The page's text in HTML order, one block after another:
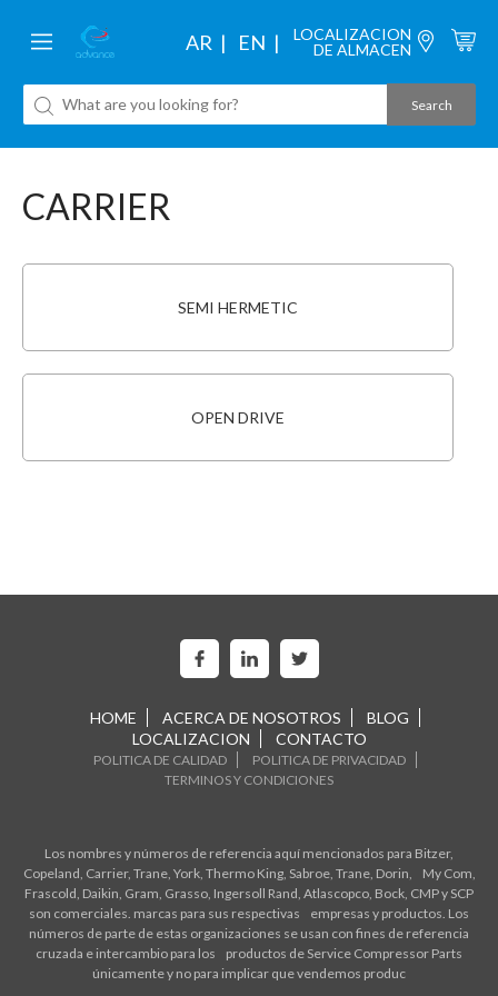
AR EN
LOCALIZACION
DE ALMACEN
CARRIER
SEMI HERMETIC
OPEN DRIVE
HOME ACERCA DE NOSOTROS
BLOG
LOCALIZACION
CONTACTO
POLITICA DE CALIDAD
POLITICA DE PRIVACIDAD
TERMINOS Y CONDICIONES
Los nombres y números de referencia aquí mencionados para Bitzer,
Copeland, Carrier, Trane, York, Thermo King, Sabroe, Trane, Dorin, My Com,
Frascold, Daikin, Gram, Grasso, Ingersoll Rand, Atlascopco, Bock, CMP y SCP
son comerciales. marcas para sus respectivas empresas y productos. Los
números de parte de estas organizaciones se usan con fines de referencia
cruzada e intercambio para los productos de Service Compressor Parts
únicamente y no para implicar que vendemos produc